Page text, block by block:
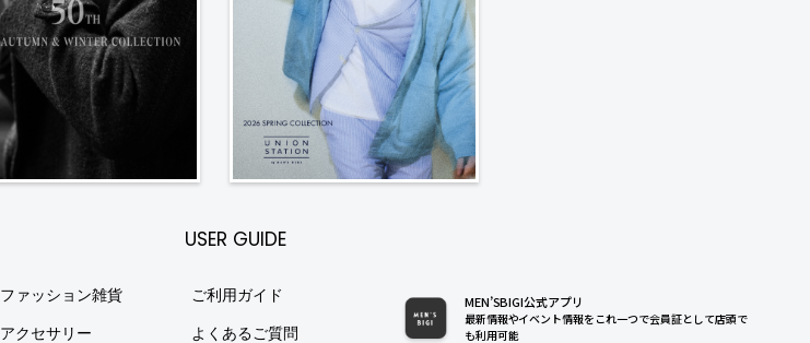
ファッション雑貨
アクセサリー
USER GUIDE
ご利用ガイド
よくあるご質問
MEN’SBIGI公式アプリ
最新情報やイベント情報をこれ一つで会員証として店頭で
も利用可能